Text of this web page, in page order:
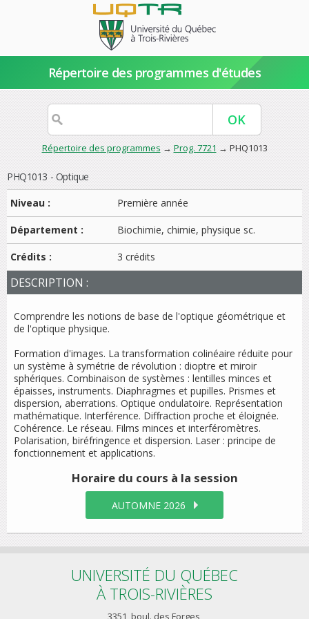
Répertoire des programmes d'études
Répertoire des programmes → Prog. 7721 → PHQ1013
PHQ1013 - Optique
Niveau :
Première année
Département : Biochimie, chimie, physique sc.
Crédits : 3 crédits
DESCRIPTION :
Comprendre les notions de base de l'optique géométrique et
de l'optique physique.
Formation d'images. La transformation colinéaire réduite pour
un système à symétrie de révolution : dioptre et miroir
sphériques. Combinaison de systèmes : lentilles minces et
épaisses, instruments. Diaphragmes et pupilles. Prismes et
dispersion, aberrations. Optique ondulatoire. Représentation
mathématique. Interférence. Diffraction proche et éloignée.
Cohérence. Le réseau. Films minces et interféromètres.
Polarisation, biréfringence et dispersion. Laser : principe de
fonctionnement et applications.
Horaire du cours à la session
AUTOMNE 2026
UNIVERSITÉ DU QUÉBEC
À TROIS-RIVIÈRES